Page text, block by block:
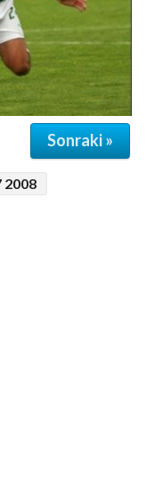
Sonraki »
2008